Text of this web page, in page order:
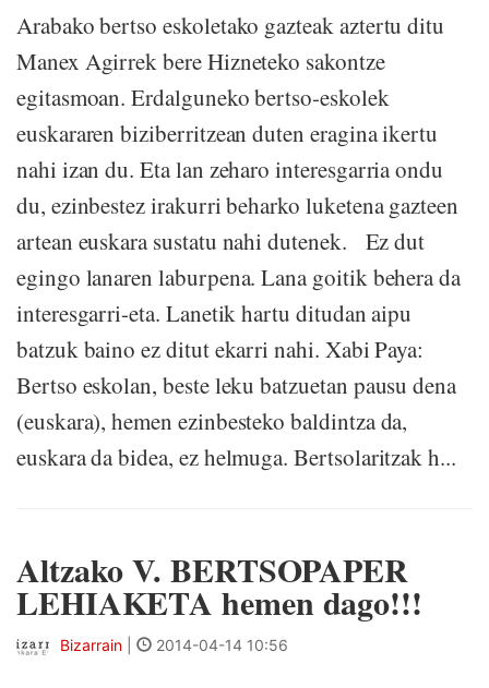
Arabako bertso eskoletako gazteak aztertu ditu
Manex Agirrek bere Hizneteko sakontze
egitasmoan. Erdalguneko bertso-eskolek
euskararen biziberritzean duten eragina ikertu
nahi izan du. Eta lan zeharo interesgarria ondu
du, ezinbestez irakurri beharko luketena gazteen
artean euskara sustatu nahi dutenek. Ez dut
egingo lanaren laburpena. Lana goitik behera da
interesgarri-eta. Lanetik hartu ditudan aipu
batzuk baino ez ditut ekarri nahi. Xabi Paya:
Bertso eskolan, beste leku batzuetan pausu dena
(euskara), hemen ezinbesteko baldintza da,
euskara da bidea, ez helmuga. Bertsolaritzak h...
Altzako V. BERTSOPAPER
LEHIAKETA hemen dago!!!
Bizarrain 2014-04-14 10:56